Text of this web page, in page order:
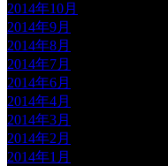
2014年10月
2014年9月
2014年8月
2014年7月
2014年6月
2014年4月
2014年3月
2014年2月
2014年1月